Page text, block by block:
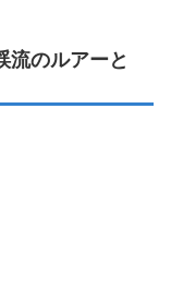
流のルアーと